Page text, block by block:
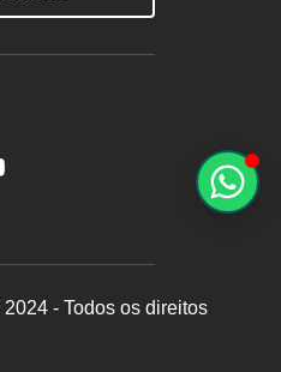
YouTube
- Todos os direitos